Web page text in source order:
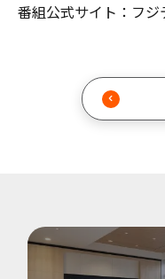
番組公式サイト：フジ